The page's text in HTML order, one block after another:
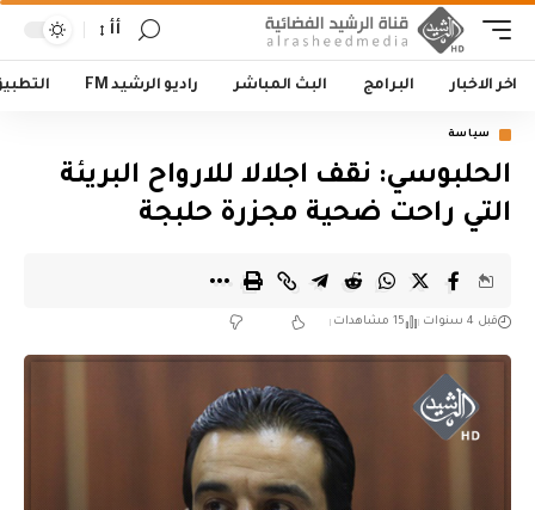
أأ
اخر الاخبار البرامج البث المباشر راديو الرشيد FM
سياسة
الحلبوسي: نقف اجلالا للارواح البريئة
التي راحت ضحية مجزرة حلبجة
قبل 4 سنوات 15 مشاهدات